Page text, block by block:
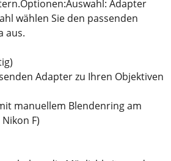
Optionen:Auswahl: Adapter
wählen Sie den passenden
aus.
Adapter zu Ihren Objektiven
manuellem Blendenring am
F)